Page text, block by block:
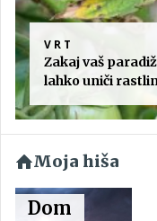
VRT
Zakaj vaš
lahko uniči
Moja hiša
Dom